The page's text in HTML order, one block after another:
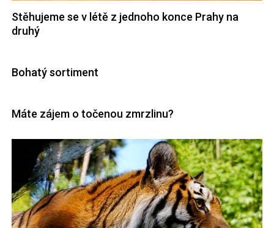
Stěhujeme se v létě z jednoho konce Prahy na
druhý
Bohatý sortiment
Máte zájem o točenou zmrzlinu?